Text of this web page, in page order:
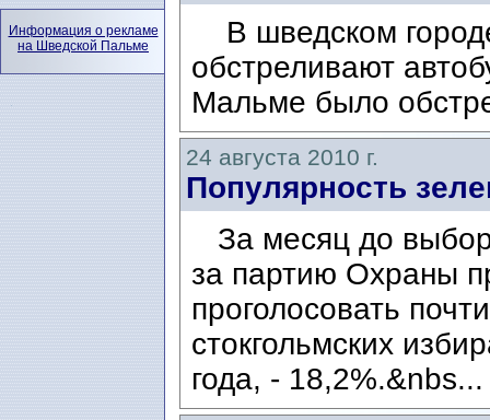
В шведском
обстреливают
Мальме было
24 августа 2010 г.
Популярность
За месяц до
за партию Охраны
проголосовать
стокгольмских
года, -
Информация о рекламе
на Шведской Пальме